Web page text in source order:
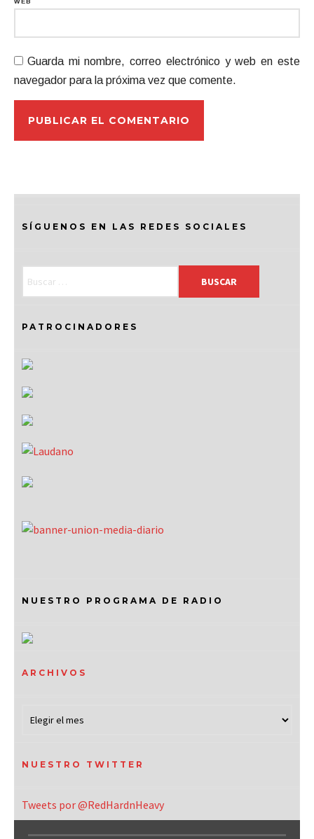
WEB
Guarda mi nombre, correo electrónico y web en este
navegador para la próxima vez que comente.
SÍGUENOS EN LAS REDES SOCIALES
PATROCINADORES
NUESTRO PROGRAMA DE RADIO
ARCHIVOS
NUESTRO TWITTER
Tweets por @RedHardnHeavy